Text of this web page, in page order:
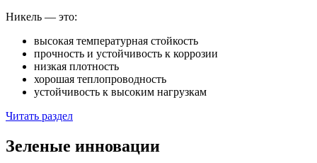
Никель — это:
высокая температурная стойкость
прочность и устойчивость к коррозии
низкая плотность
хорошая теплопроводность
устойчивость к высоким нагрузкам
Читать раздел
Зеленые инновации